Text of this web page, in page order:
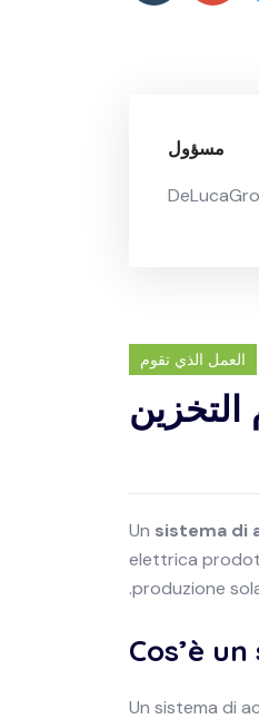
مسؤول
العمل الذي تقوم
التخزين
Un sistema di
elettrica
produzione
Cos’è
Un sistema di